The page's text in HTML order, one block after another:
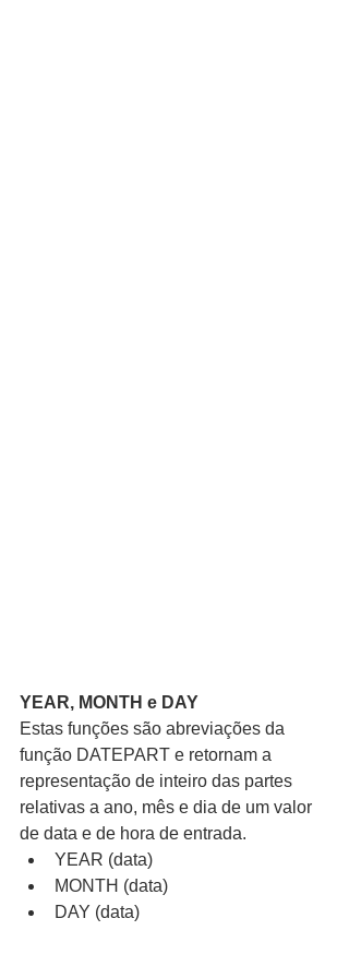
YEAR, MONTH e DAY
Estas funções são abreviações da
função DATEPART e retornam a
representação de inteiro das partes
relativas a ano, mês e dia de um valor
de data e de hora de entrada.
YEAR (data)
MONTH (data)
DAY (data)